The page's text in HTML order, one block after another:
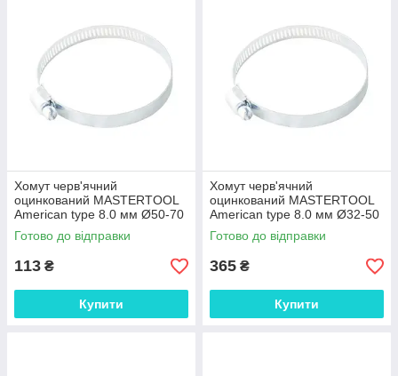
Хомут черв'ячний
оцинкований MASTERTOOL
American type 8.0 мм Ø50-70
мм 10 шт 20-1967 SPL
Готово до відправки
113 ₴
Купити
Хомут черв'ячний
оцинкований MASTERTOOL
American type 8.0 мм Ø32-50
мм 50 шт 20-1965 SPL
Готово до відправки
365 ₴
Купити